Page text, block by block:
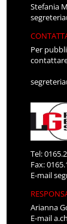
Stefania
Per
Tel:
Fax:
E-mail
Arianna
E-mail